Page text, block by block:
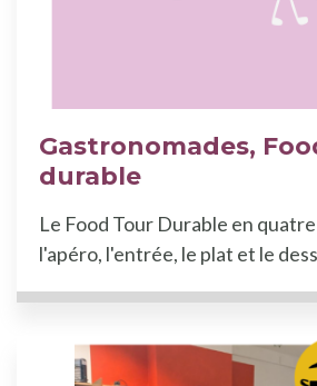
Gastronomades,
durable
Le Food Tour Durable en
l'apéro, l'entrée, le plat et le